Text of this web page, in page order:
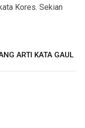
Kores. Sekian
ARTI KATA GAUL